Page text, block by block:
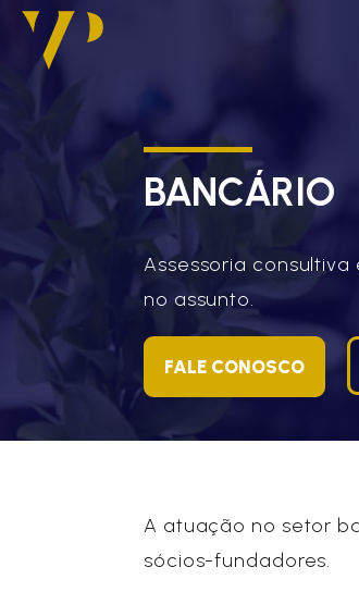
BANCÁRIO
Assessoria
no assunto.
FALE CONOSCO
A atuação no setor
sócios-fundadores.